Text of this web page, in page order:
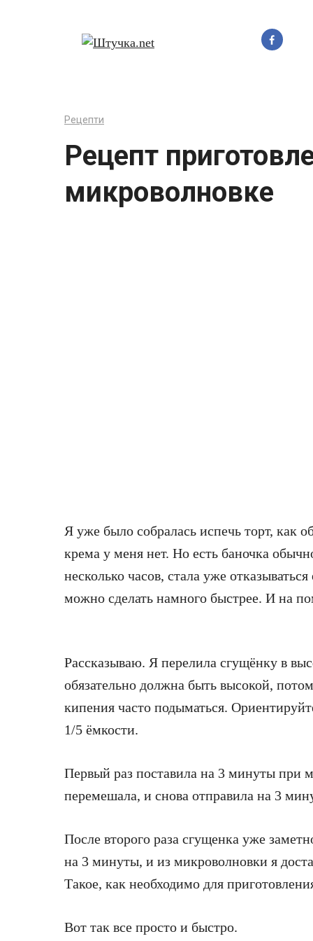
Рецепти
Рецепт
микроволновке
Я уже было собралась испечь торт, как
крема у меня нет. Но есть баночка
несколько часов, стала уже
можно сделать намного быстрее. И на
Рассказываю. Я перелила сгущёнку в
обязательно должна быть высокой,
кипения часто подыматься.
1/5 ёмкости.
Первый раз поставила на 3 минуты при
перемешала, и снова отправила на 3
После второго раза сгущенка уже
на 3 минуты, и из микроволновки я
Такое, как необходимо для
Вот так все просто и быстро.